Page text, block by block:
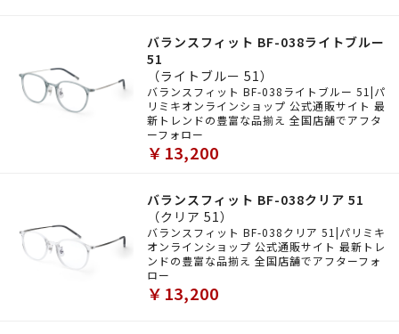
バランスフィット BF-038ライトブルー
51
（ライトブルー 51）
バランスフィット BF-038ライトブルー 51|パ
リミキオンラインショップ 公式通販サイト 最
新トレンドの豊富な品揃え 全国店舗でアフタ
ーフォロー
￥13,200
バランスフィット BF-038クリア 51
（クリア 51）
バランスフィット BF-038クリア 51|パリミキ
オンラインショップ 公式通販サイト 最新トレ
ンドの豊富な品揃え 全国店舗でアフターフォ
ロー
￥13,200